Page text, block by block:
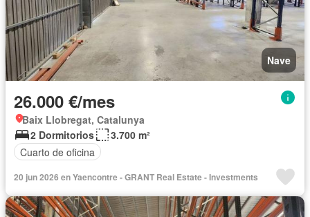
Nave
26.000 €/mes
Baix Llobregat, Catalunya
2 Dormitorios
3.700 m²
Cuarto de oficina
20 jun 2026 en Yaencontre - GRANT Real Estate - Investments